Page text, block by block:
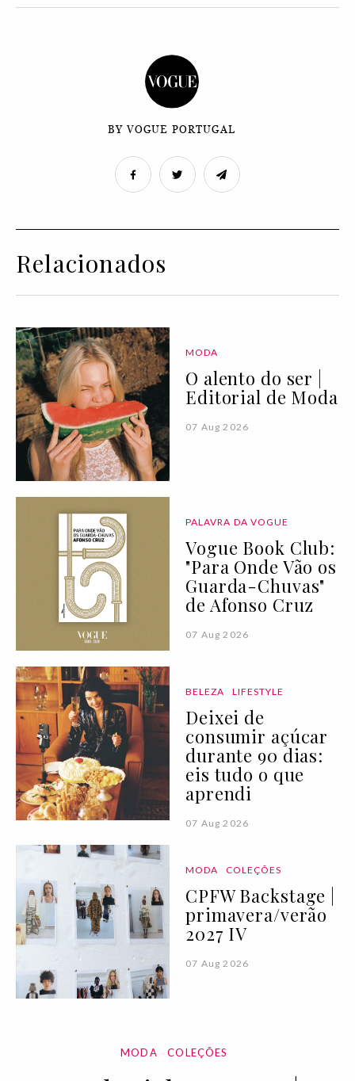
BY VOGUE PORTUGAL
Relacionados
MODA
O alento do ser |
Editorial de Moda
07 Aug 2026
PALAVRA DA VOGUE
Vogue Book Club:
"Para Onde Vão os
Guarda-Chuvas"
de Afonso Cruz
07 Aug 2026
BELEZA LIFESTYLE
Deixei de
consumir açúcar
durante 90 dias:
eis tudo o que
aprendi
07 Aug 2026
MODA COLEÇÕES
CPFW Backstage |
primavera/verão
2027 IV
07 Aug 2026
MODA COLEÇÕES